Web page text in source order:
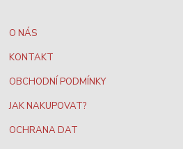
O NÁS
KONTAKT
OBCHODNÍ PODMÍNKY
JAK NAKUPOVAT?
OCHRANA DAT